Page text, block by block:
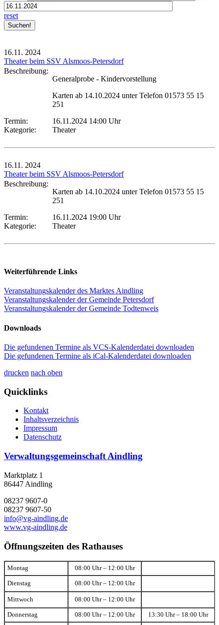
reset
16.11. 2024
Theater beim SSV Alsmoos-Petersdorf
Beschreibung:
Generalprobe - Kindervorstellung
Karten ab 14.10.2024 unter Telefon 01573 55 15
251
Termin:
16.11.2024 14:00 Uhr
Kategorie:
Theater
16.11. 2024
Theater beim SSV Alsmoos-Petersdorf
Beschreibung:
Karten ab 14.10.2024 unter Telefon 01573 55 15
251
Termin:
16.11.2024 19:00 Uhr
Kategorie:
Theater
Weiterführende Links
Veranstaltungskalender des Marktes Aindling
Veranstaltungskalender der Gemeinde Petersdorf
Veranstaltungskalender der Gemeinde Todtenweis
Downloads
Die gefundenen Termine als VCS-Kalenderdatei downloaden
Die gefundenen Termine als iCal-Kalenderdatei downloaden
drucken nach oben
Quicklinks
Kontakt
Inhaltsverzeichnis
Impressum
Datenschutz
Verwaltungsgemeinschaft Aindling
Marktplatz 1
86447 Aindling
08237 9607-0
08237 9607-50
info@vg-aindling.de
www.vg-aindling.de
Öffnungszeiten des Rathauses
Montag 08:00 Uhr – 12:00 Uhr
Dienstag 08:00 Uhr – 12:00 Uhr
Mittwoch 08:00 Uhr – 12:00 Uhr
Donnerstag 08:00 Uhr – 12:00 Uhr 13:30 Uhr – 18:00 Uhr